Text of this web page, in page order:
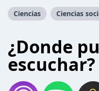
Ciencias Ciencias
¿Donde
escuchar?